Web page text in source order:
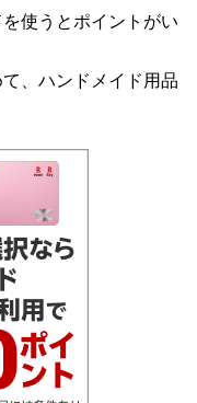
使うとポイントがい
、ハンドメイド用品